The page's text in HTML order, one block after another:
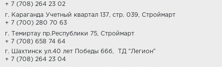
+ 7 (708) 264 23 02
г. Караганда Учетный квартал 137, стр. 039, Строймарт
+ 7 (700) 280 70 63
г. Темиртау пр.Республики 75, Строймарт
+ 7 (708) 658 74 64
г. Шахтинск ул.40 лет Победы 66б,
ТД "Легион"
+ 7 (708) 264 23 04